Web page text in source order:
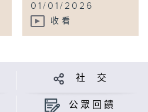
01/01/2026
收看
社 交
公眾回饋